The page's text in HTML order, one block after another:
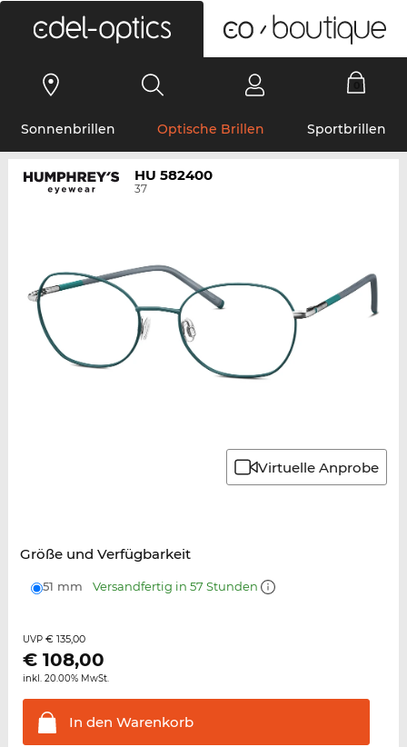
Sonnenbrillen Optische Brillen Sportbrillen
HU 582400
37
Virtuelle Anprobe
Größe und Verfügbarkeit
51 mm Versandfertig in 57 Stunden
UVP € 135,00
€ 108,00
inkl. 20.00% MwSt.
In den Warenkorb